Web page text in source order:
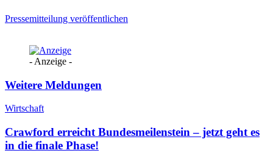
Pressemitteilung veröffentlichen
- Anzeige -
Weitere Meldungen
Wirtschaft
Crawford erreicht Bundesmeilenstein – jetzt geht es
in die finale Phase!